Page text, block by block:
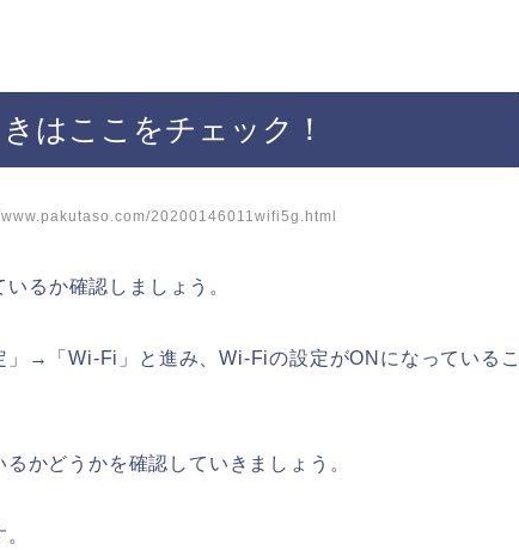
はここをチェック！
20200146011wifi5g.html
るか確認しましょう。
」→「Wi-Fi」と進み、Wi-Fiの設定がONになっているこ
かどうかを確認していきましょう。